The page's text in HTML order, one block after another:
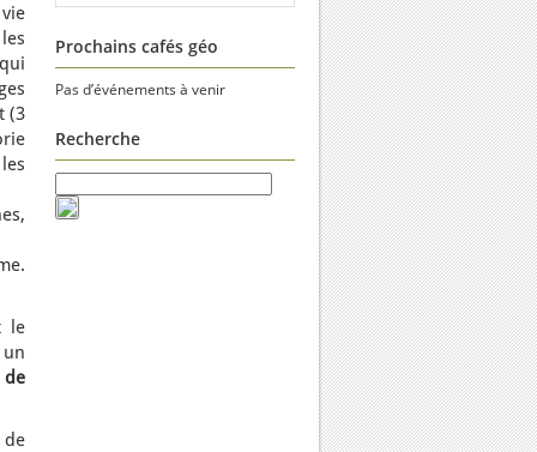
(3
le
Prochains cafés géo
Pas d’événements à venir
Recherche